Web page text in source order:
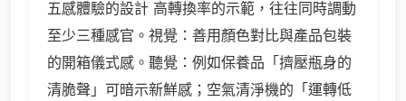
五感體驗的設計 高轉換率的示範，往往同時調動
至少三種感官。視覺：善用顏色對比與產品包裝
的開箱儀式感。聽覺：例如保養品「擠壓瓶身的
清脆聲」可暗示新鮮感；空氣清淨機的「運轉低